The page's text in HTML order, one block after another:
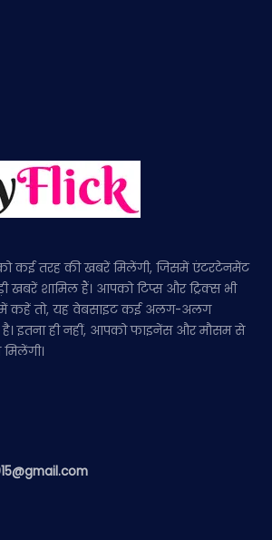
कई तरह की खबरें मिलेंगी, जिसमें एंटरटेनमेंट
खबरें शामिल हैं। आपको टिप्स और ट्रिक्स भी
में कहें तो, यह वेबसाइट कई अलग-अलग
इतना ही नहीं, आपको फाइनेंस और मौसम से